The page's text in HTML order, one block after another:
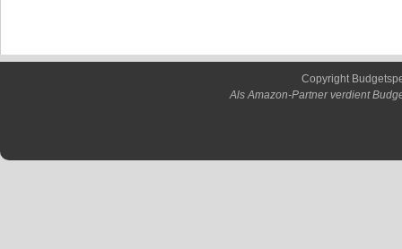
Copyright
Als Amazon-Partner verdient